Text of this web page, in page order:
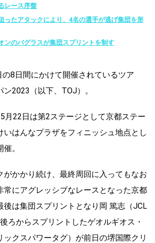
レース序盤
ったアタックにより、4名の選手が逃げ集団を形
ンのバグラスが集団スプリントを制す
8日間にかけて開催されているツア
2023（以下、TOJ）。
月22日は第2ステージとして京都ステー
いはんなプラザをフィニッシュ地点とし
。
がかかり続け、最終周回に入ってもなお
常にアグレッシブなレースとなった京都
後は集団スプリントとなり岡 篤志（JCL
ろからスプリントしたゲオルギオス・
ックスパワータグ）が前日の堺国際クリ